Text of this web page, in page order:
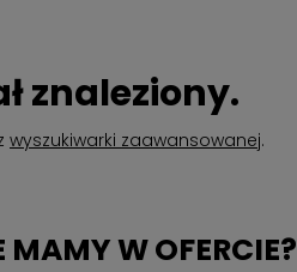
znaleziony.
wyszukiwarki zaawansowanej.
MAMY W OFERCIE?